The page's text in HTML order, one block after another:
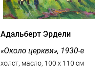
Адальберт Эрдели
«Около церкви», 1930-е
холст, масло, 100 x 110 см